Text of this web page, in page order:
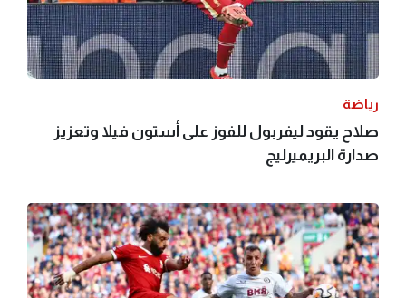
رياضة
صلاح يقود ليفربول للفوز على أستون فيلا وتعزيز
صدارة البريميرليج